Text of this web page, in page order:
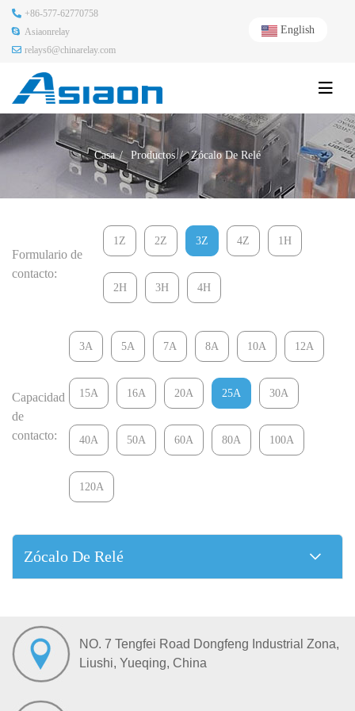
+86-577-62770758
Asiaonrelay
relays6@chinarelay.com
English
Casa Productos Zócalo De Relé
Formulario de
contacto:
1Z 2Z 3Z 4Z 1H
2H 3H 4H
Capacidad
de
contacto:
3A 5A 7A 8A 10A 12A
15A 16A 20A 25A 30A
40A 50A 60A 80A 100A
120A
Zócalo De Relé
NO. 7 Tengfei Road Dongfeng Industrial Zona,
Liushi, Yueqing, China